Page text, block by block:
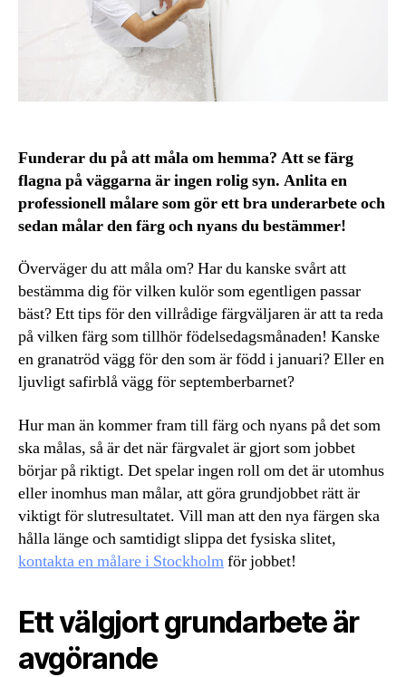
Funderar du på att måla om hemma? Att se färg
flagna på väggarna är ingen rolig syn. Anlita en
professionell målare som gör ett bra underarbete och
sedan målar den färg och nyans du bestämmer!
Överväger du att måla om? Har du kanske svårt att
bestämma dig för vilken kulör som egentligen passar
bäst? Ett tips för den villrådige färgväljaren är att ta reda
på vilken färg som tillhör födelsedagsmånaden! Kanske
en granatröd vägg för den som är född i januari? Eller en
ljuvligt safirblå vägg för septemberbarnet?
Hur man än kommer fram till färg och nyans på det som
ska målas, så är det när färgvalet är gjort som jobbet
börjar på riktigt. Det spelar ingen roll om det är utomhus
eller inomhus man målar, att göra grundjobbet rätt är
viktigt för slutresultatet. Vill man att den nya färgen ska
hålla länge och samtidigt slippa det fysiska slitet,
kontakta en målare i Stockholmför jobbet!
Ett välgjort grundarbete är
avgörande